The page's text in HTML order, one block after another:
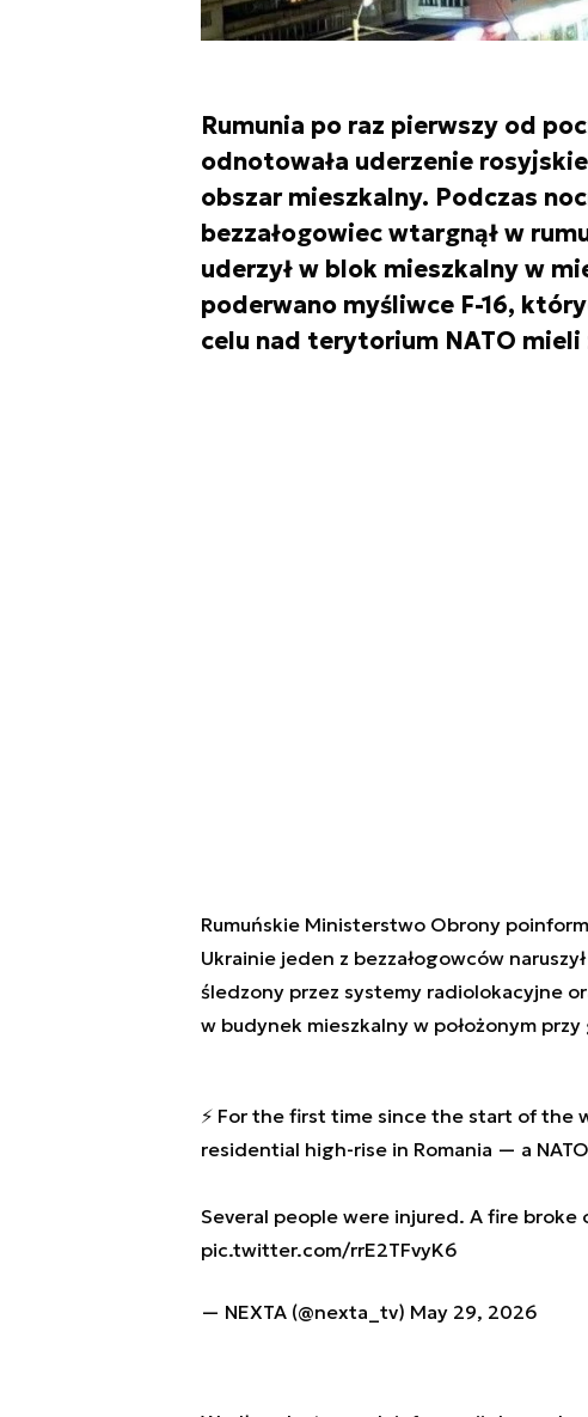
Rumunia po raz pierwszy od
odnotowała uderzenie
obszar mieszkalny. Podczas
bezzałogowiec wtargnął w
uderzył w blok mieszkalny w
poderwano myśliwce F-16,
celu nad terytorium NATO
Rumuńskie Ministerstwo Obrony
Ukrainie jeden z bezzałogowców
śledzony przez systemy radiolokacyjne
w budynek mieszkalny w położonym przy
⚡️ For the first time since the start of the
residential high-rise in Romania — a
Several people were injured. A fire
pic.twitter.com/rrE2TFvyK6
— NEXTA (@nexta_tv) May 29, 2026